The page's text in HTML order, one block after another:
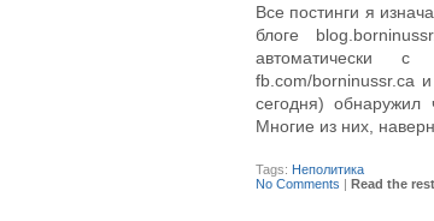
Все постинги я
блоге
автоматически
fb.com/borninussr.ca
сегодня)
Многие из них,
Tags: Неполитика
No Comments | Read the